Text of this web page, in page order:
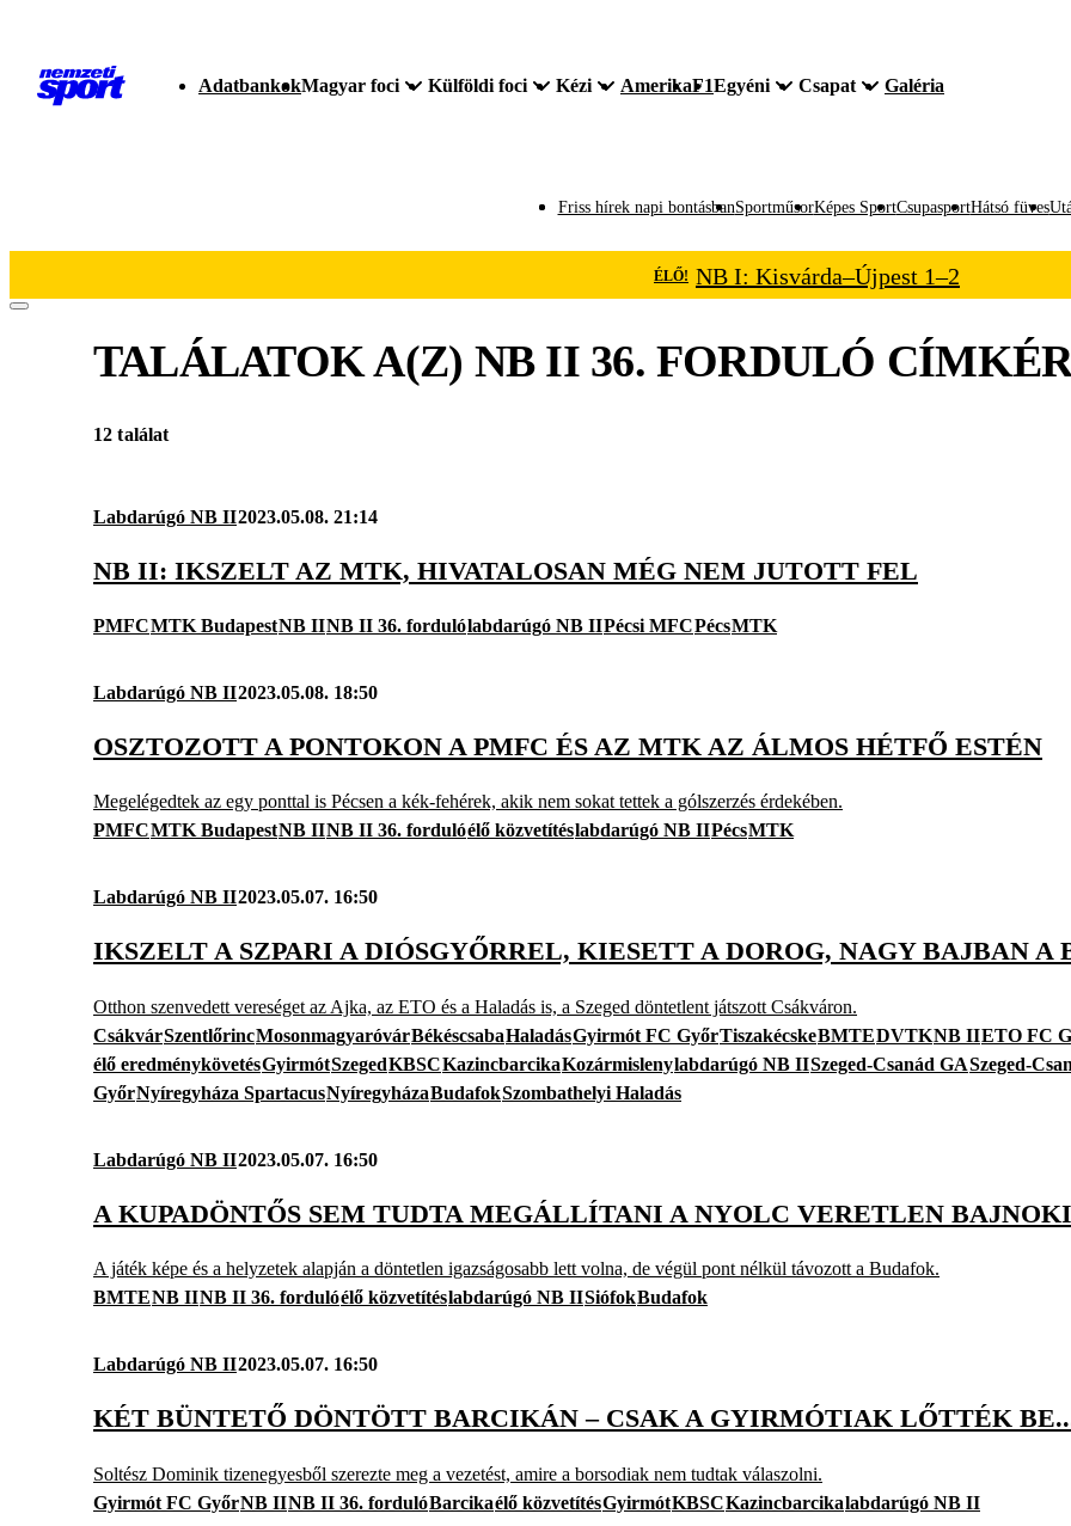
AdatbankokMagyar foci Külföldi foci Kézi AmerikaF1Egyéni Csapat Galéria
Friss hírek napi bontásbanSportműsorKépes SportCsupasportHátsó füves
ÉLŐ! NB I: Kisvárda–Újpest 1–2
TALÁLATOK A(Z) NB II 36. FORDULÓ
12 találat
Labdarúgó NB II2023.05.08. 21:14
NB II: IKSZELT AZ MTK, HIVATALOSAN MÉG NEM JUTOTT FEL
PMFCMTK BudapestNB IINB II 36. fordulólabdarúgó NB IIPécsi MFCPécsMTK
Labdarúgó NB II2023.05.08. 18:50
OSZTOZOTT A PONTOKON A PMFC ÉS AZ MTK AZ ÁLMOS HÉTFŐ ESTÉN
Megelégedtek az egy ponttal is Pécsen a kék-fehérek, akik nem sokat tettek a gólszerzés érdekében.
PMFCMTK BudapestNB IINB II 36. fordulóélő közvetítéslabdarúgó NB IIPécsMTK
Labdarúgó NB II2023.05.07. 16:50
IKSZELT A SZPARI A DIÓSGYŐRREL, KIESETT A DOROG, NAGY BAJBAN A
Otthon szenvedett vereséget az Ajka, az ETO és a Haladás is, a Szeged döntetlent játszott Csákváron.
CsákvárSzentlőrincMosonmagyaróvárBékéscsabaHaladásGyirmót FC GyőrTiszakécskeBMTEDVTKNB IIETO FC
élő eredménykövetésGyirmótSzegedKBSCKazincbarcikaKozármislenylabdarúgó NB IISzeged-Csanád GASzeged-
GyőrNyíregyháza SpartacusNyíregyházaBudafokSzombathelyi Haladás
Labdarúgó NB II2023.05.07. 16:50
A KUPADÖNTŐS SEM TUDTA MEGÁLLÍTANI A NYOLC VERETLEN
A játék képe és a helyzetek alapján a döntetlen igazságosabb lett volna, de végül pont nélkül távozott a Budafok.
BMTENB IINB II 36. fordulóélő közvetítéslabdarúgó NB IISiófokBudafok
Labdarúgó NB II2023.05.07. 16:50
KÉT BÜNTETŐ DÖNTÖTT BARCIKÁN – CSAK A GYIRMÓTIAK LŐTTÉK
Soltész Dominik tizenegyesből szerezte meg a vezetést, amire a borsodiak nem tudtak válaszolni.
Gyirmót FC GyőrNB IINB II 36. fordulóBarcikaélő közvetítésGyirmótKBSCKazincbarcikalabdarúgó NB II